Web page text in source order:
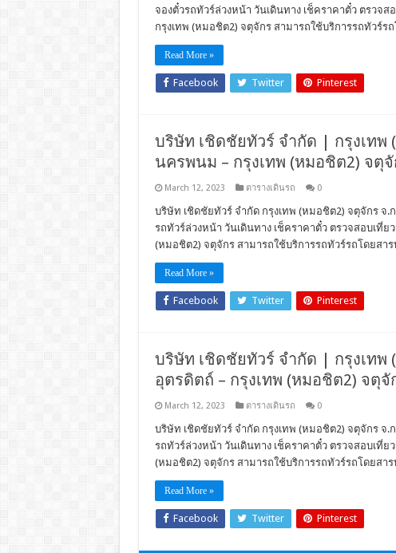
จองตั๋วรถทัวร์ล่วงหน้า วันเดินทาง เช็คราคาตั๋ว ตรวจ
กรุงเทพ (หมอชิต2) จตุจักร สามารถใช้บริการรถทัวร์
Read More »
Facebook Twitter Pinterest
บริษัท เชิดชัยทัวร์ จำกัด | กรุงเท
นครพนม – กรุงเทพ (หมอชิต2) จตุจั
March 12, 2023 ตารางเดินรถ 0
บริษัท เชิดชัยทัวร์ จำกัด กรุงเทพ (หมอชิต2) จตุจักร จ.
รถทัวร์ล่วงหน้า วันเดินทาง เช็คราคาตั๋ว ตรวจสอบเที่
(หมอชิต2) จตุจักร สามารถใช้บริการรถทัวร์รถโดยสา
Read More »
Facebook Twitter Pinterest
บริษัท เชิดชัยทัวร์ จำกัด | กรุงเท
อุตรดิตถ์ – กรุงเทพ (หมอชิต2) จตุจั
March 12, 2023 ตารางเดินรถ 0
บริษัท เชิดชัยทัวร์ จำกัด กรุงเทพ (หมอชิต2) จตุจักร จ.
รถทัวร์ล่วงหน้า วันเดินทาง เช็คราคาตั๋ว ตรวจสอบเที่
(หมอชิต2) จตุจักร สามารถใช้บริการรถทัวร์รถโดยสา
Read More »
Facebook Twitter Pinterest